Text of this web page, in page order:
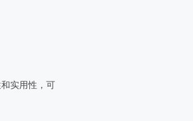
实用性，可